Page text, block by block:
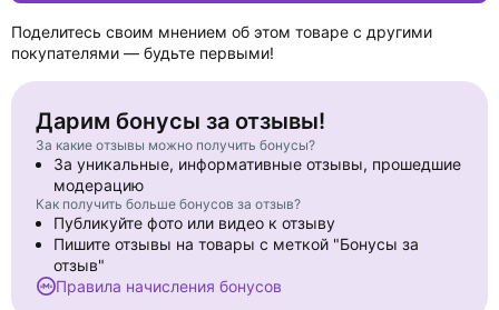
Поделитесь своим мнением об этом товаре с другими
покупателями — будьте первыми!
Дарим бонусы за отзывы!
За какие отзывы можно получить бонусы?
За уникальные, информативные отзывы, прошедшие
модерацию
Как получить больше бонусов за отзыв?
Публикуйте фото или видео к отзыву
Пишите отзывы на товары с меткой "Бонусы за
отзыв"
Правила начисления бонусов